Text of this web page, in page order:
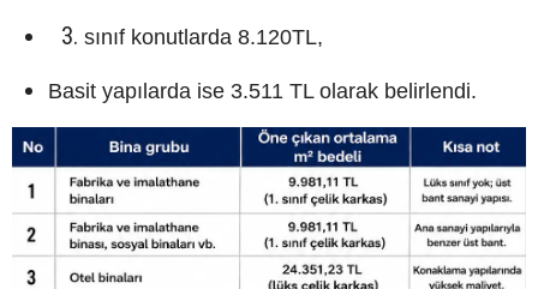
sınıf konutlarda 8.120TL,
Basit yapılarda ise 3.511 TL olarak belirlendi.